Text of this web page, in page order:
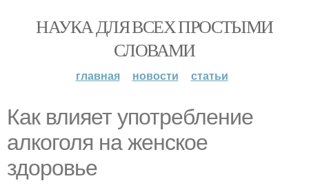
НАУКА ДЛЯ ВСЕХ ПРОСТЫМИ
СЛОВАМИ
главная новости статьи
Как влияет употребление
алкоголя на женское
здоровье